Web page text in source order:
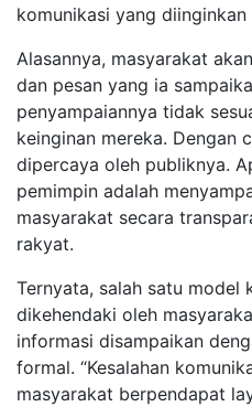
komunikasi yang
Alasannya, masyarakat
dan pesan yang ia
penyampaiannya tidak
keinginan mereka. Dengan
dipercaya oleh publiknya.
pemimpin adalah
masyarakat secara
rakyat.
Ternyata, salah satu model
dikehendaki oleh
informasi disampaikan
formal. “Kesalahan
masyarakat berpendapat